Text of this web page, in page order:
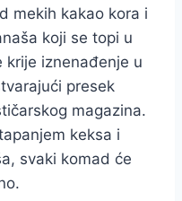
mekih kakao kora i
koji se topi u
iznenađenje u
presek
magazina.
keksa i
svaki komad će